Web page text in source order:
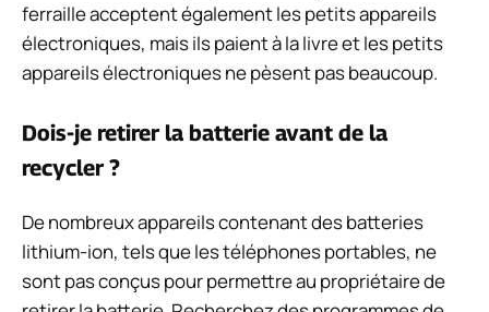
ferraille acceptent également les petits appareils
électroniques, mais ils paient à la livre et les petits
appareils électroniques ne pèsent pas beaucoup.
Dois-je retirer la batterie avant de la
recycler ?
De nombreux appareils contenant des batteries
lithium-ion, tels que les téléphones portables, ne
sont pas conçus pour permettre au propriétaire de